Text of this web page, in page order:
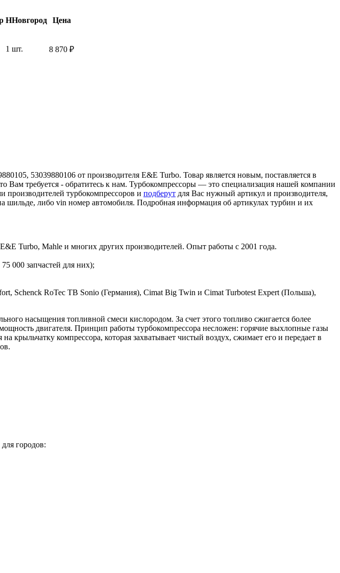
ННовгород Цена
1 шт. 8 870 ₽
53039880106 от производителя E&E Turbo. Товар является новым, поставляется в
требуется - обратитесь к нам. Турбокомпрессоры — это специализация нашей компании
производителей турбокомпрессоров и подберут для Вас нужный артикул и производителя,
шильде, либо vin номер автомобиля. Подробная информация об артикулах турбин и их
Turbo, Mahle и многих других производителей. Опыт работы с 2001 года.
000 запчастей для них);
Schenck RoTec TB Sonio (Германия), Cimat Big Twin и Cimat Turbotest Expert (Польша),
насыщения топливной смеси кислородом. За счет этого топливо сжигается более
двигателя. Принцип работы турбокомпрессора несложен: горячие выхлопные газы
крыльчатку компрессора, которая захватывает чистый воздух, сжимает его и передает в
городов: